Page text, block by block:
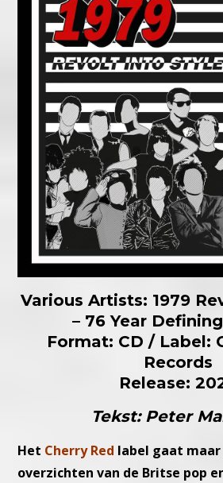
Various Artists: 1979
– 76 Year
Format: CD / Label:
Records
Release:
Tekst: Peter
Het Cherry Red label gaat
overzichten van de Britse pop